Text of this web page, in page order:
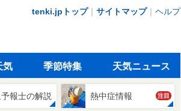
tenki.jpトップ｜ サイトマップ｜ ヘルプ
気 季節特集 天気ニュース
報士の解説 熱中症情報 注目